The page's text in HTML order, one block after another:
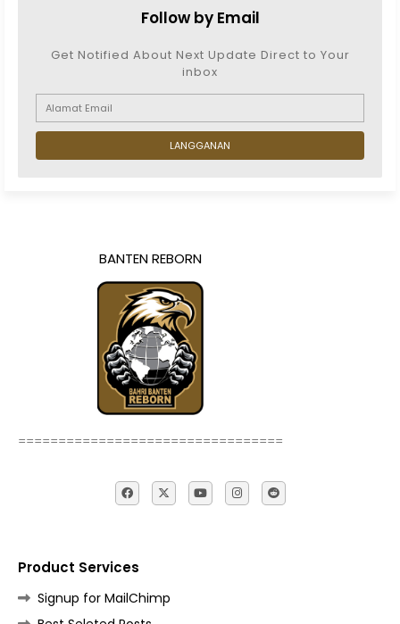
Follow by Email
Get Notified About Next Update Direct to Your
inbox
BANTEN REBORN
=================================
Product Services
Signup for MailChimp